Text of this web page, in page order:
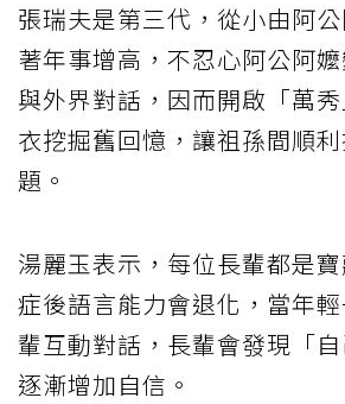
張瑞夫是第三代，從小由阿
著年事增高，不忍心阿公阿
與外界對話，因而開啟「萬
衣挖掘舊回憶，讓祖孫間順
題。
湯麗玉表示，每位長輩都是
症後語言能力會退化，當年
輩互動對話，長輩會發現「自
逐漸增加自信。